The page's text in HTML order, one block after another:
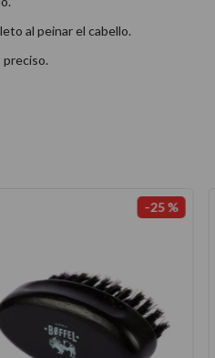
al peinar el cabello.
preciso.
-25 %